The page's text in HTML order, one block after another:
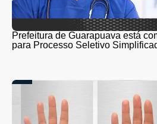
Prefeitura de Guarapuava está
para Processo Seletivo